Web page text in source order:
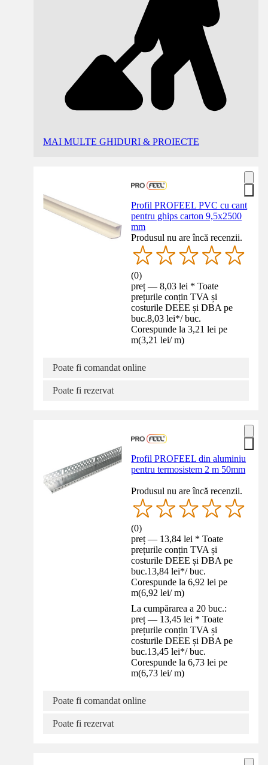
MAI MULTE GHIDURI & PROIECTE
Profil PROFEEL PVC cu cant
pentru ghips carton 9,5x2500
mm
Produsul nu are încă recenzii.
(0)
preț — 8,03 lei * Toate
prețurile conțin TVA și
costurile DEEE și DBA pe
buc.8,03 lei*/ buc.
Corespunde la 3,21 lei pe
m(3,21 lei/ m)
Poate fi comandat online
Poate fi rezervat
Profil PROFEEL din aluminiu
pentru termosistem 2 m 50mm
Produsul nu are încă recenzii.
(0)
preț — 13,84 lei * Toate
prețurile conțin TVA și
costurile DEEE și DBA pe
buc.13,84 lei*/ buc.
Corespunde la 6,92 lei pe
m(6,92 lei/ m)
La cumpărarea a 20 buc.:
preț — 13,45 lei * Toate
prețurile conțin TVA și
costurile DEEE și DBA pe
buc.13,45 lei*/ buc.
Corespunde la 6,73 lei pe
m(6,73 lei/ m)
Poate fi comandat online
Poate fi rezervat